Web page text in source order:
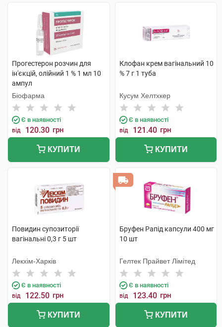
Прогестерон розчин для
ін'єкцій, олійний 1 % 1 мл 10
ампул
Біофарма
Є в наявності
від 120.30 грн
КУПИТИ
Клофан крем вагінальний 10
% 7 г 1 туба
Кусум Хелтхкер
Є в наявності
від 121.40 грн
КУПИТИ
Повидин супозиторії
вагінальні 0,3 г 5 шт
Лекхім-Харків
Є в наявності
від 122.50 грн
КУПИТИ
Бруфен Рапід капсули 400 мг
10 шт
Гелтек Прайвет Лімітед
Є в наявності
від 123.40 грн
КУПИТИ